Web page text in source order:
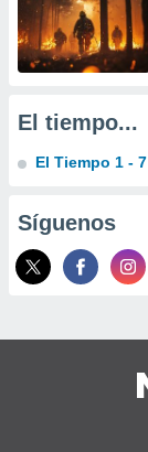
El tiempo...
El Tiempo 1 -
Síguenos